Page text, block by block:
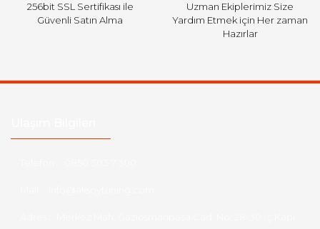
256bit SSL Sertifikası ile
Güvenli Satın Alma
Uzman Ekiplerimiz Size
Yardım Etmek için Her zaman
Hazırlar